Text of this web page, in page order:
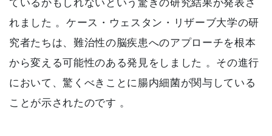
ているかもしれないという驚きの研究結果が発表さ
れました 。ケース・ウェスタン・リザーブ大学の研
究者たちは、難治性の脳疾患へのアプローチを根本
から変える可能性のある発見をしました 。その進行
において、驚くべきことに腸内細菌が関与している
ことが示されたのです 。